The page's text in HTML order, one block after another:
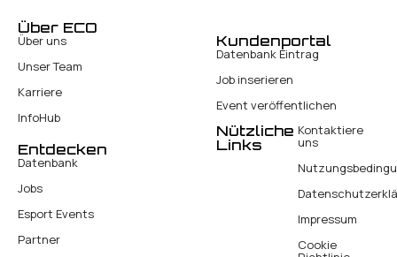
Über ECO
Über uns
Unser Team
Karriere
InfoHub
Kundenportal
Datenbank Eintrag
Job inserieren
Event veröffentlichen
Entdecken
Datenbank
Jobs
Esport Events
Partner
Nützliche
Links
Kontaktiere
uns
Impressum
Cookie